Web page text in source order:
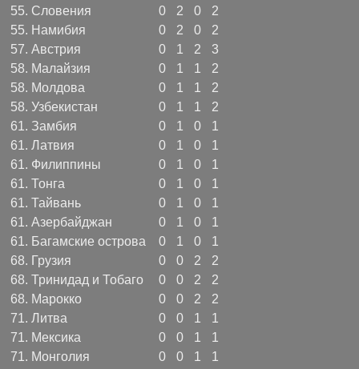
55. Словения 0 2 0
2
55. Намибия 0 2 0
2
57. Австрия 0 1 2
3
58. Малайзия 0 1 1
2
58. Молдова 0 1 1
2
58. Узбекистан 0 1 1
2
61. Замбия 0 1 0
1
61. Латвия 0 1 0
1
61. Филиппины 0 1 0
1
61. Тонга 0 1 0
1
61. Тайвань 0 1 0
1
61. Азербайджан 0 1 0
1
61. Багамские острова 0 1 0
1
68. Грузия 0 0 2
2
68. Тринидад и Тобаго 0 0 2
2
68. Марокко 0 0 2
2
71. Литва 0 0 1
1
71. Мексика 0 0 1
1
71. Монголия 0 0 1 1